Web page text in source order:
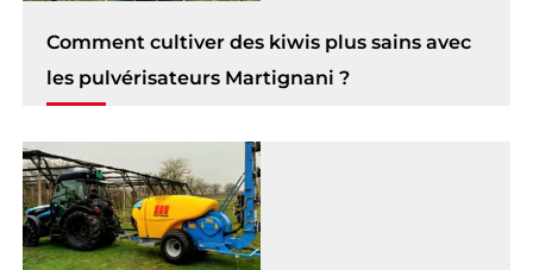
Comment cultiver des kiwis plus sains avec
les pulvérisateurs Martignani ?